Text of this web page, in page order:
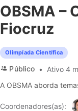
OBSMA –
Fiocruz
Olimpíada Científica
Público
Ativo 4
A OBSMA aborda
Coordenadores(as):